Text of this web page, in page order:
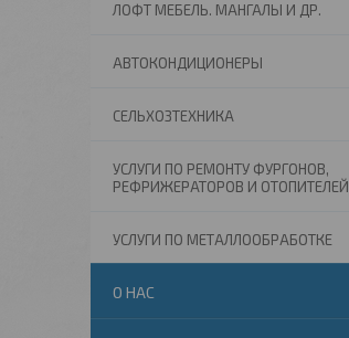
ЛОФТ МЕБЕЛЬ. МАНГАЛЫ И ДР.
АВТОКОНДИЦИОНЕРЫ
СЕЛЬХОЗТЕХНИКА
УСЛУГИ ПО РЕМОНТУ ФУРГОНОВ,
РЕФРИЖЕРАТОРОВ И ОТОПИТЕЛЕЙ
УСЛУГИ ПО МЕТАЛЛООБРАБОТКЕ
О НАС